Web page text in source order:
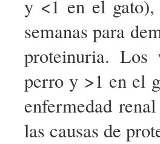
y <1 en el
semanas para
proteinuria.
perro y >1 en el
enfermedad
las causas de